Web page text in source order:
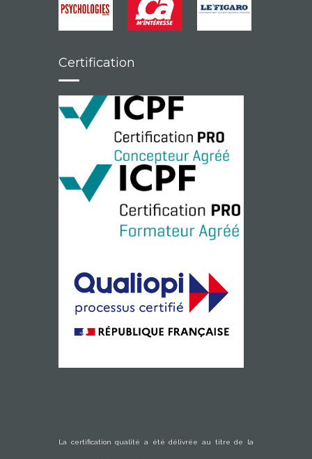
Certification
La certification qualité a été délivrée au titre de la